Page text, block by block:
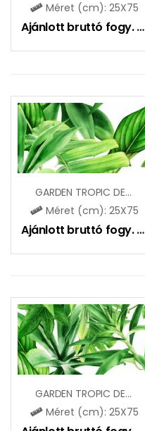
Méret (cm): 25X75
Ajánlott bruttó fogy. ár:
GARDEN TROPIC DEKOR A
Méret (cm): 25X75
Ajánlott bruttó fogy. ár:
GARDEN TROPIC DEKOR C
Méret (cm): 25X75